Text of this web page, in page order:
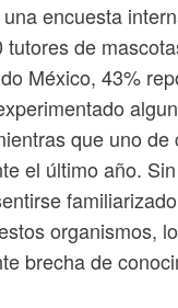
encuesta
tutores de
México, 43%
que uno
el último año.
organismos,
brecha de